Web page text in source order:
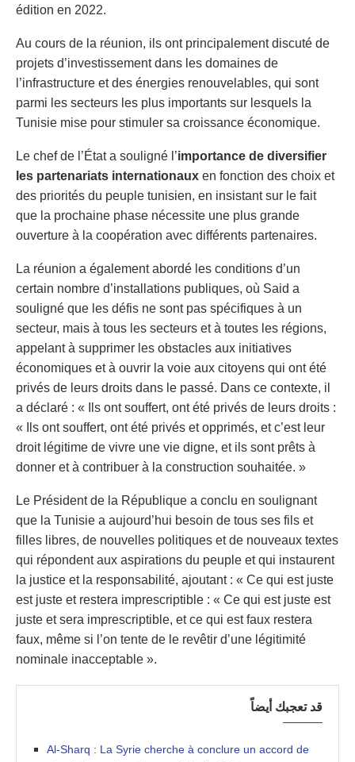
édition en 2022.
Au cours de la réunion, ils ont principalement discuté de
projets d’investissement dans les domaines de
l’infrastructure et des énergies renouvelables, qui sont
parmi les secteurs les plus importants sur lesquels la
Tunisie mise pour stimuler sa croissance économique.
Le chef de l’État a souligné l’importance de diversifier
les partenariats internationaux en fonction des choix et
des priorités du peuple tunisien, en insistant sur le fait
que la prochaine phase nécessite une plus grande
ouverture à la coopération avec différents partenaires.
La réunion a également abordé les conditions d’un
certain nombre d’installations publiques, où Said a
souligné que les défis ne sont pas spécifiques à un
secteur, mais à tous les secteurs et à toutes les régions,
appelant à supprimer les obstacles aux initiatives
économiques et à ouvrir la voie aux citoyens qui ont été
privés de leurs droits dans le passé. Dans ce contexte, il
a déclaré : « Ils ont souffert, ont été privés de leurs droits :
« Ils ont souffert, ont été privés et opprimés, et c’est leur
droit légitime de vivre une vie digne, et ils sont prêts à
donner et à contribuer à la construction souhaitée. »
Le Président de la République a conclu en soulignant
que la Tunisie a aujourd’hui besoin de tous ses fils et
filles libres, de nouvelles politiques et de nouveaux textes
qui répondent aux aspirations du peuple et qui instaurent
la justice et la responsabilité, ajoutant : « Ce qui est juste
est juste et restera imprescriptible : « Ce qui est juste est
juste et sera imprescriptible, et ce qui est faux restera
faux, même si l’on tente de le revêtir d’une légitimité
nominale inacceptable ».
قد تعجبك أيضاً
Al-Sharq : La Syrie cherche à conclure un accord de